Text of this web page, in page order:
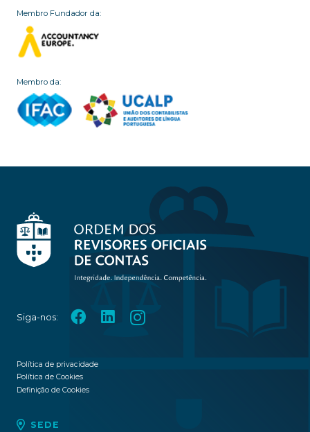
Membro Fundador da:
Membro da:
Siga-nos:
Política de privacidade
Política de Cookies
Definição de Cookies
SEDE